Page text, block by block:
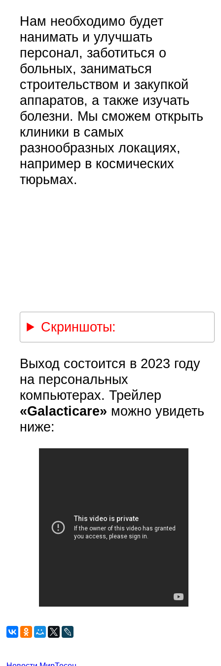
Нам необходимо будет
нанимать и улучшать
персонал, заботиться о
больных, заниматься
строительством и закупкой
аппаратов, а также изучать
болезни. Мы сможем открыть
клиники в самых
разнообразных локациях,
например в космических
тюрьмах.
Скриншоты:
Выход состоится в 2023 году
на персональных
компьютерах. Трейлер
«Galacticare» можно увидеть
ниже: